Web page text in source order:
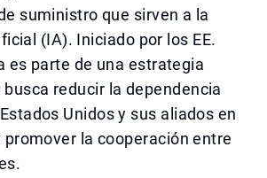
suministro que sirven a la
(IA). Iniciado por los EE.
es parte de una estrategia
reducir la dependencia
Unidos y sus aliados en
promover la cooperación entre